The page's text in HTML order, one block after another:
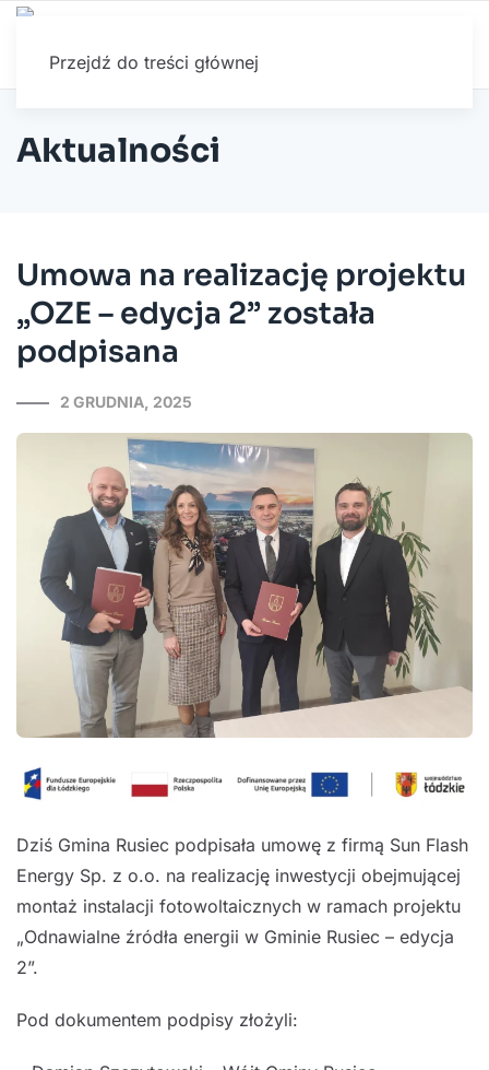
Przejdź do treści głównej
Aktualności
Umowa na realizację projektu
„OZE – edycja 2” została
podpisana
2 GRUDNIA, 2025
Dziś Gmina Rusiec podpisała umowę z firmą Sun Flash
Energy Sp. z o.o. na realizację inwestycji obejmującej
montaż instalacji fotowoltaicznych w ramach projektu
„Odnawialne źródła energii w Gminie Rusiec – edycja
2”.
Pod dokumentem podpisy złożyli: